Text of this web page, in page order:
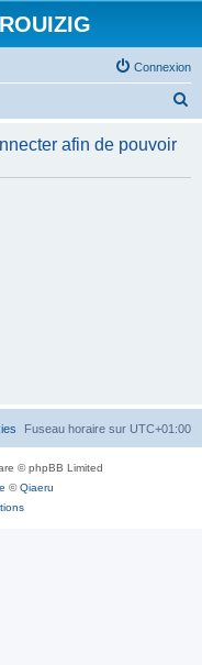
Connexion
h
afin de pouvoir
Fuseau horaire sur UTC+01:00
© phpBB Limited
©Qiaeru